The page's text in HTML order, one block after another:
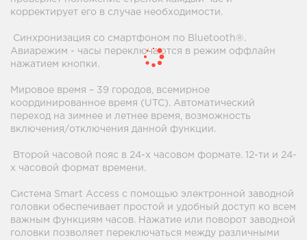
корректирует его в случае необходимости.
Синхронизация со смартфоном по Bluetooth®.
Авиарежим - часы переключаются в режим оффлайн
нажатием кнопки.
Мировое время – 39 городов, всемирное
координированное время (UTC). Автоматический
переход на зимнее и летнее время, возможность
включения/отключения данной функции.
Второй часовой пояс в 24-х часовом формате. 12-ти и 24-
х часовой формат времени.
Система Smart Access с помощью электронной заводной
головки обеспечивает простой и удобный доступ ко всем
важным функциям часов. Нажатие или поворот заводной
головки позволяет переключаться между различными